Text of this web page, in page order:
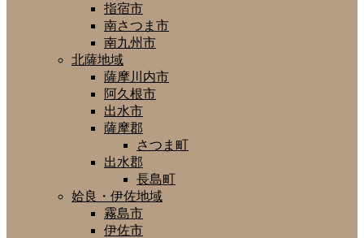
指宿市
南さつま市
南九州市
北薩地域
薩摩川内市
阿久根市
出水市
薩摩郡
さつま町
出水郡
長島町
姶良・伊佐地域
霧島市
伊佐市